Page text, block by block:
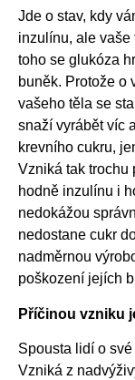
Jde o stav, kdy
inzulínu, ale
toho se glukóza
buněk. Protože o
vašeho těla se
snaží vyrábět víc
krevního cukru,
Vzniká tak trochu
hodně inzulínu i
nedokážou
nedostane cukr
nadměrnou
poškození jejích
Příčinou vzniku
Spousta lidí o
Vzniká z